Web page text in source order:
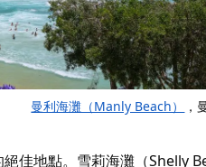
曼利海灘（Manly Beach） ，
佳地點。雪莉海灘（Shelly